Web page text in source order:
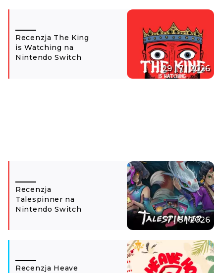
Recenzja The King
is Watching na
Nintendo Switch
29 | 7 | 2026
Recenzja
Talespinner na
Nintendo Switch
7 | 8 | 2026
Recenzja Heave